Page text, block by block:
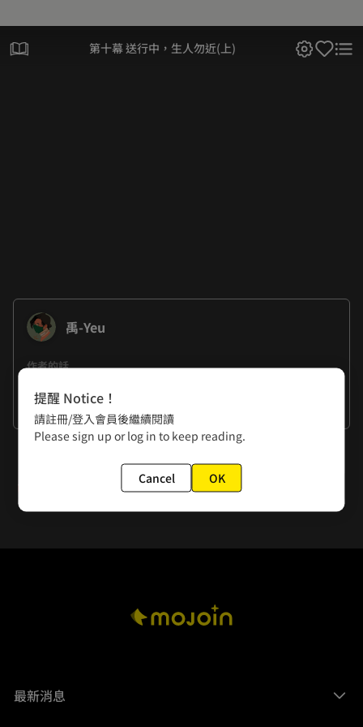
第十幕 送行中，生人勿近(上)
禹-Yeu
作者的話
改編自Podcast 偷聽史多利EP.16的故事，使用了以前的畫過
的鬼故事"床前故事"的角色的外型來當這次的主角，覺得我真
是太聰明了。
看更多
第十一幕 送行中，生人勿近(下)
最新消息
提醒 Notice！
請註冊/登入會員後繼續閱讀
Please sign up or log in to keep reading.
Cancel OK